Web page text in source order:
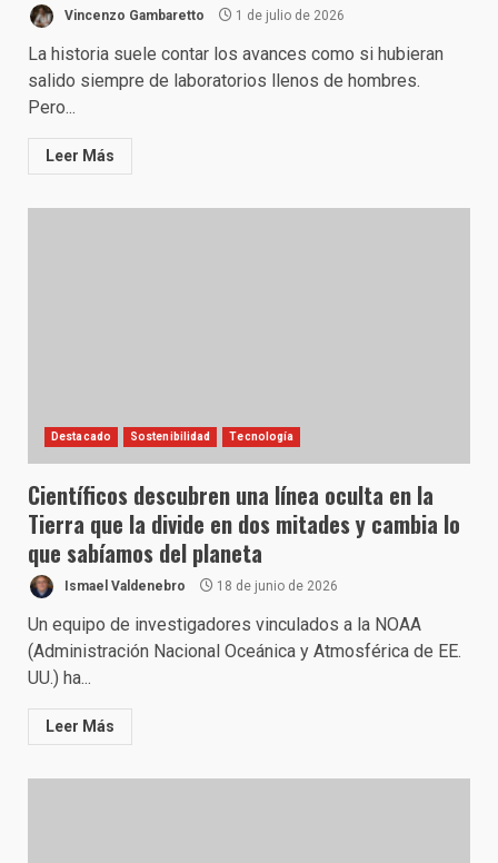
Vincenzo Gambaretto 1 de julio de 2026
La historia suele contar los avances como si hubieran
salido siempre de laboratorios llenos de hombres.
Pero...
Leer Más
Destacado Sostenibilidad Tecnología
Científicos descubren una línea oculta en la
Tierra que la divide en dos mitades y cambia lo
que sabíamos del planeta
Ismael Valdenebro 18 de junio de 2026
Un equipo de investigadores vinculados a la NOAA
(Administración Nacional Oceánica y Atmosférica de EE.
UU.) ha...
Leer Más